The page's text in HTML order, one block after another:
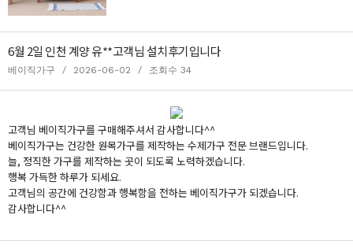
6월 2일 인천 계양 유**고객님 설치후기입니다
베이직가구 / 2026-06-02 / 조회수 34
고객님 베이직가구를 구매해주셔서 감사합니다^^
베이직가구는 건강한 원목가구를 제작하는 수제가구 전문 브랜드입니다.
늘, 정직한 가구를 제작하는 곳이 되도록 노력하겠습니다.
행복 가득한 하루가 되세요.
고객님의 공간에 건강함과 행복함을 전하는 베이직가구가 되겠습니다.
감사합니다^^